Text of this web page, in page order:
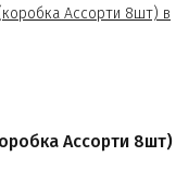
Ассорти 8шт)